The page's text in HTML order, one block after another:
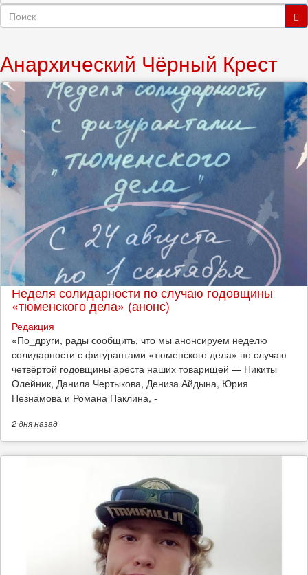
Форма
Анархический Чёрный Крест
Неделя солидарности по случаю годовщины
«тюменского дела» (анонс)
Редакция
​«По_други, рады сообщить, что мы анонсируем неделю
солидарности с фигурантами «тюменского дела» по случаю
четвёртой годовщины ареста наших товарищей — Никиты
Олейник, Данила Чертыкова, Дениза Айдына, Юрия
Незнамова и Романа Паклина, -
2 дняназад